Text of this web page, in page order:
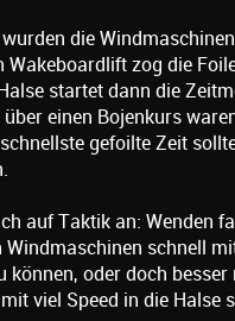
die Windmaschinen
Wakeboardlift zog die
startet dann die
über einen Bojenkurs
gefoilte Zeit
auf Taktik an: Wenden
Windmaschinen schnell
können, oder doch besser
viel Speed in die Halse